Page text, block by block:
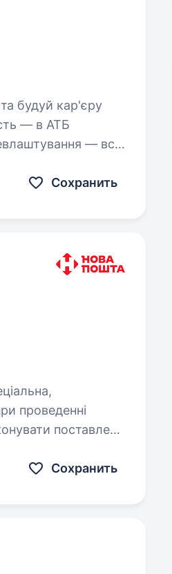
Сохранить
Сохранить